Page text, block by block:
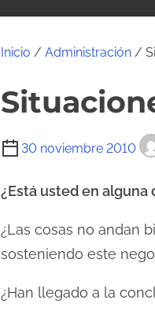
Inicio / Administración /
30 noviembre 2010
T
e
p
o
e
¿Está usted en alguna
¿Las cosas no andan
sosteniendo este
¿Han llegado a la